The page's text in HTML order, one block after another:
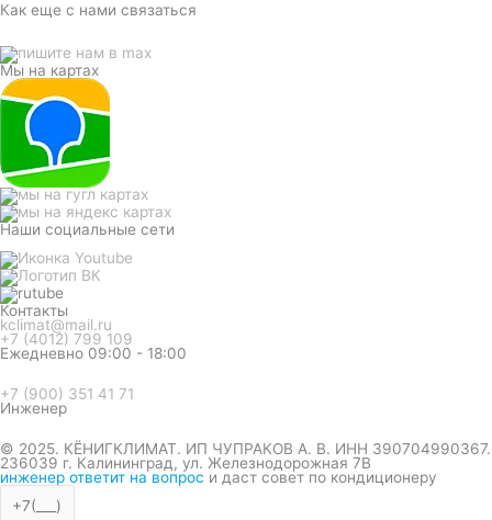
Как еще с нами связаться
Мы на картах
Наши социальные сети
Контакты
kclimat@mail.ru
+7 (4012) 799 109
Ежедневно 09:00 - 18:00
+7 (900) 351 41 71
Инженер
© 2025. КЁНИГКЛИМАТ. ИП ЧУПРАКОВ А. В. ИНН 390704990367.
236039 г. Калининград, ул. Железнодорожная 7В
инженер ответит на вопрос и даст совет по кондиционеру